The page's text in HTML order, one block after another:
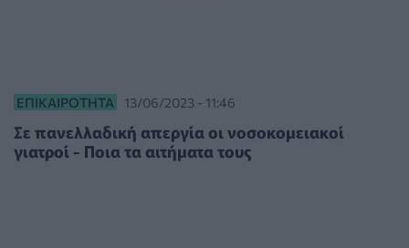
ΕΠΙΚΑΙΡΌΤΗΤΑ 13/06/2023 - 11:46
Σε πανελλαδική απεργία οι νοσοκομειακοί
γιατροί - Ποια τα αιτήματα τους